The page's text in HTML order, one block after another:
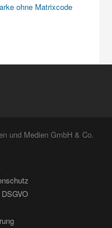
ohne Matrixcode
und Medien GmbH & Co.